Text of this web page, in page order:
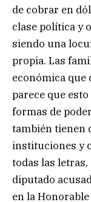
de cobrar en
clase política y
siendo una
propia. Las
económica que
parece que
formas de
también tienen
instituciones y
todas las
diputado
en la